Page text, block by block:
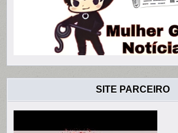
SITE PARCEIRO